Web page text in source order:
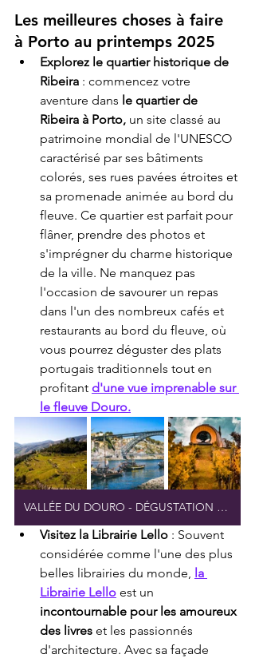
Les meilleures choses à faire
à Porto au printemps 2025
Explorez le quartier historique de
Ribeira : commencez votre
aventure dans le quartier de
Ribeira à Porto, un site classé au
patrimoine mondial de l'UNESCO
caractérisé par ses bâtiments
colorés, ses rues pavées étroites et
sa promenade animée au bord du
fleuve. Ce quartier est parfait pour
flâner, prendre des photos et
s'imprégner du charme historique
de la ville. Ne manquez pas
l'occasion de savourer un repas
dans l'un des nombreux cafés et
restaurants au bord du fleuve, où
vous pourrez déguster des plats
portugais traditionnels tout en
profitant d'une vue imprenable sur
le fleuve Douro.
VALLÉE DU DOURO - DÉGUSTATION EXCLUSIVE DE VINS
Visitez la Librairie Lello : Souvent
considérée comme l'une des plus
belles librairies du monde, la
Librairie Lello est un
incontournable pour les amoureux
des livres et les passionnés
d'architecture. Avec sa façade